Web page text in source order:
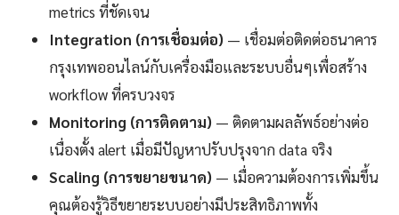
metrics ที่ชัดเจน
Integration (การเชื่อมต่อ) — เชื่อมต่อติดต่อธนาคาร
กรุงเทพออนไลน์กับเครื่องมือและระบบอื่นๆเพื่อสร้าง
workflow ที่ครบวงจร
Monitoring (การติดตาม) — ติดตามผลลัพธ์อย่างต่อ
เนื่องตั้ง alert เมื่อมีปัญหาปรับปรุงจาก data จริง
Scaling (การขยายขนาด) — เมื่อความต้องการเพิ่มขึ้น
คุณต้องรู้วิธีขยายระบบอย่างมีประสิทธิภาพทั้ง